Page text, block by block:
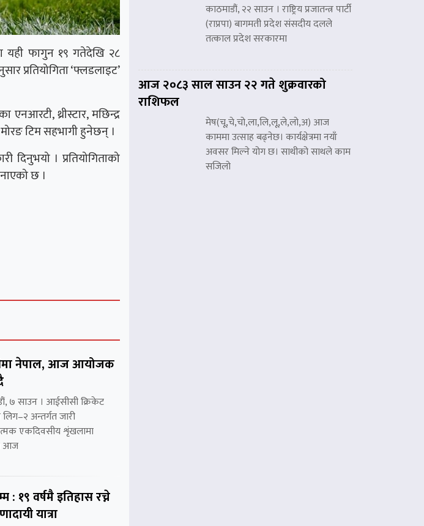
यही फागुन १९ गतेदेखि २८
प्रतियोगिता ‘फ्लडलाइट’
थ्रीस्टार, मछिन्द्र
टिम सहभागी हुनेछन् ।
दिनुभयो । प्रतियोगिताको
छ ।
नेपाल, आज आयोजक
७ साउन । आईसीसी क्रिकेट
अन्तर्गत जारी
एकदिवसीय शृंखलामा
आज
: १९ वर्षमै इतिहास रच्ने
यात्रा
काठमाडौं, २२ साउन । राष्ट्रिय प्रजातन्त्र पार्टी
(राप्रपा) बागमती प्रदेश संसदीय दलले
तत्काल प्रदेश सरकारमा
आज २०८३ साल साउन २२ गते शुक्रवारको
राशिफल
मेष(चू,चे,चो,ला,लि,लू,ले,लो,अ) आज
काममा उत्साह बढ्नेछ। कार्यक्षेत्रमा नयाँ
अवसर मिल्ने योग छ। साथीको साथले काम
सजिलो